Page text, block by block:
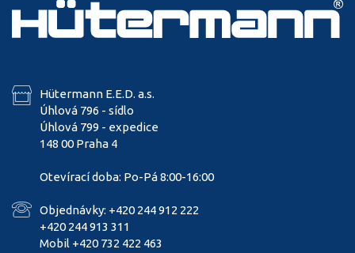
Hütermann E.E.D. a.s.
Úhlová 796 - sídlo
Úhlová 799 - expedice
148 00 Praha 4
Otevírací doba: Po-Pá 8:00-16:00
Objednávky: +420 244 912 222
+420 244 913 311
Mobil +420 732 422 463